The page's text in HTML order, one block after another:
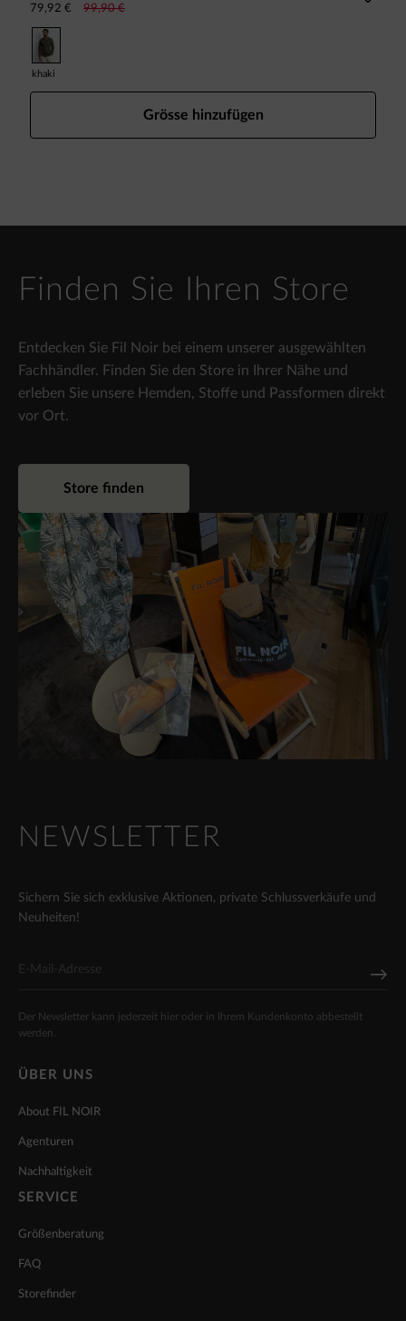
79,92 €
99,90 €
khaki
Grösse hinzufügen
Finden Sie Ihren Store
Entdecken Sie Fil Noir bei einem unserer ausgewählten
Fachhändler. Finden Sie den Store in Ihrer Nähe und
erleben Sie unsere Hemden, Stoffe und Passformen direkt
vor Ort.
Store finden
NEWSLETTER
Sichern Sie sich exklusive Aktionen, private Schlussverkäufe und
Neuheiten!
Der Newsletter kann jederzeit hier oder in Ihrem Kundenkonto abbestellt
werden.
ÜBER UNS
About FIL NOIR
Agenturen
Nachhaltigkeit
SERVICE
Größenberatung
FAQ
Storefinder